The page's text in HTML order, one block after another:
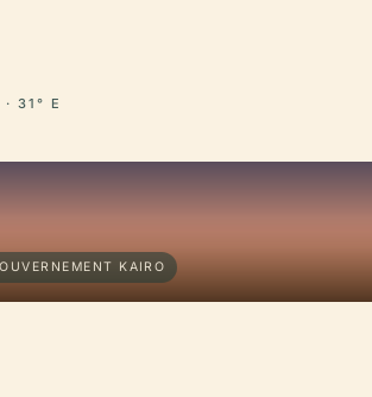
31° E
KAIRO